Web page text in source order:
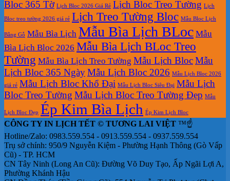
Bloc 365 Tờ Lịch Bloc 2026 Giá Rẻ Lịch Bloc Treo Tường Lịch
Bloc treo tường 2026 giá rẻ Lịch Treo Tường Bloc Mẫu Bloc Lịch
Bằng Gỗ Mẫu Bìa Lịch Mẫu Bìa Lịch BLoc Mẫu
Bìa Lịch Bloc 2026 Mẫu Bìa Lịch BLoc Treo
Tường Mẫu Bìa Lịch Treo Tường Mẫu Lịch BlocMẫu
Lịch Bloc 365 NgàyMẫu Lịch Bloc 2026 Mẫu Lịch Bloc 2026
giá rẻ Mẫu Lịch Bloc Khổ Đại Mẫu Lịch Bloc Siêu Đại Mẫu Lịch
Bloc Treo Tường Mẫu Lịch Bloc Treo Tường Đẹp Mẫu
Lịch Bloc Đẹp Ép Kim Bìa Lịch Ép Kim Lịch Bloc
CÔNG TY IN LỊCH TẾT © TƯƠNG LAI VIỆT ™☝️
Hotline/Zalo: 0983.559.554 - 0913.559.554 - 0937.559.554
Trụ sở chính: 950/9 Nguyễn Kiệm - Phường Hạnh Thông (Gò Vấp
Cũ) - TP. HCM
CN Tây Ninh (Long An Cũ): Đường Võ Duy Tạo, Ấp Ngãi Lợi A,
Phường Khánh Hậu